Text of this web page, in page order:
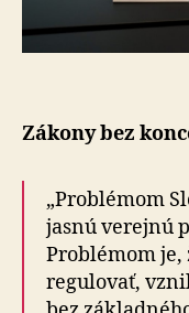
Zákony bez
„Problémom
jasnú verejnú
Problémom
regulovať,